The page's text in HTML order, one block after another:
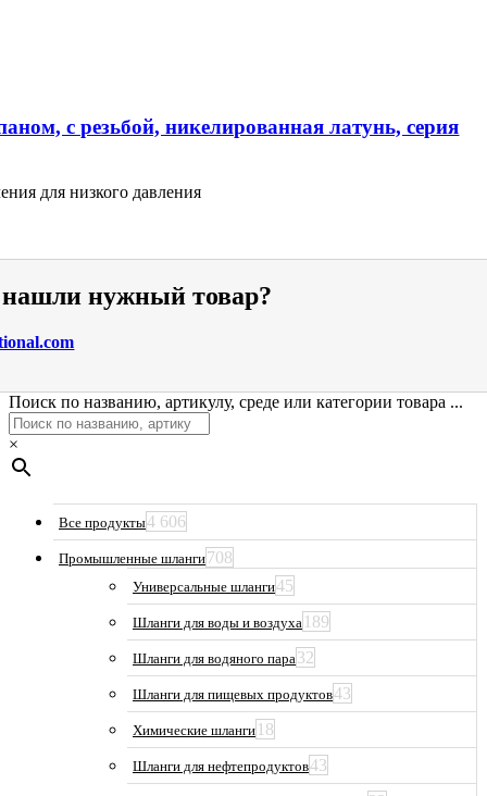
с резьбой, никелированная латунь, серия
для низкого давления
нужный товар?
Поиск по названию, артикулу, среде или категории товара ...
×
Все продукты4 606
Промышленные шланги708
Универсальные шланги45
Шланги для воды и воздуха 189
Шланги для водяного пара32
Шланги для пищевых продуктов43
Химические шланги 18
Шланги для нефтепродуктов43